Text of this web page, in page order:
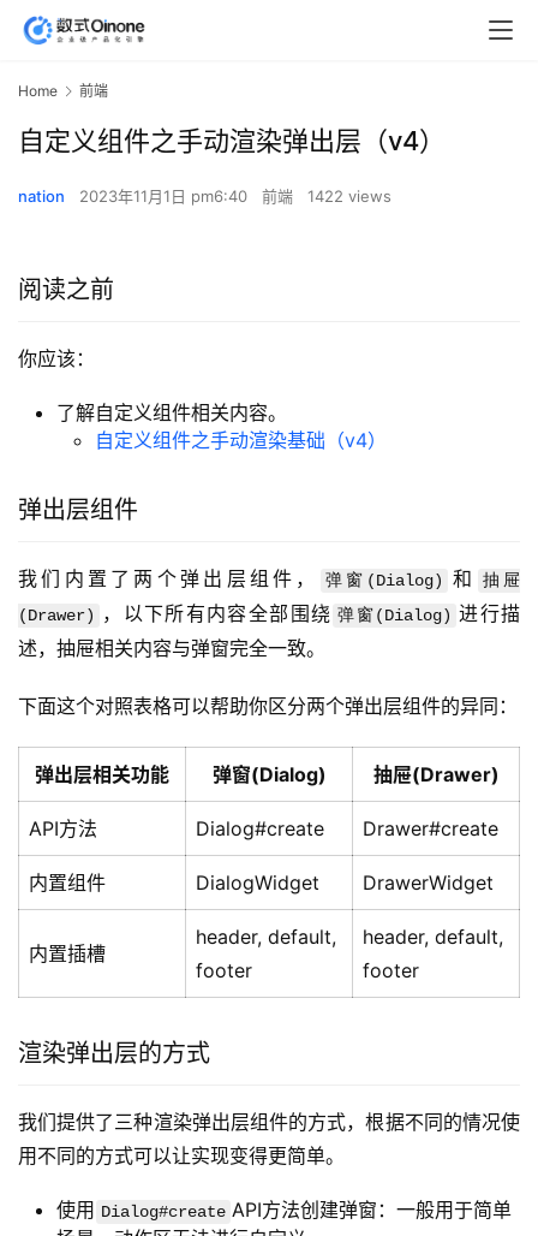
Home 前端
自定义组件之手动渲染弹出层（v4）
nation 2023年11月1日 pm6:40 前端 1422 views
阅读之前
你应该：
了解自定义组件相关内容。
自定义组件之手动渲染基础（v4）
弹出层组件
我们内置了两个弹出层组件， 弹窗(Dialog) 和
抽屉
(Drawer)
，以下所有内容全部围绕 弹窗(Dialog) 进行描
述，抽屉相关内容与弹窗完全一致。
下面这个对照表格可以帮助你区分两个弹出层组件的异同：
弹出层相关功能 弹窗(Dialog) 抽屉(Drawer)
API方法 Dialog#create Drawer#create
内置组件 DialogWidget DrawerWidget
内置插槽
header, default,
footer
header, default,
footer
渲染弹出层的方式
我们提供了三种渲染弹出层组件的方式，根据不同的情况使
用不同的方式可以让实现变得更简单。
使用 Dialog#create API方法创建弹窗：一般用于简单